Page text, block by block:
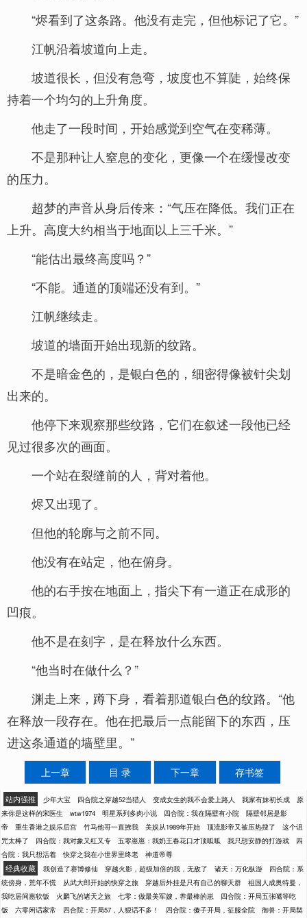
“烬看到了这条路。他没有走完，但他标记了它。”
江帆沿着坡道向上走。
坡道很长，但没有急弯，坡度也不算陡，始终保
持着一个均匀的上升角度。
他走了一段时间，开始感觉到空气在变稀薄。
不是那种让人窒息的变化，更像一个在缓慢改变
的压力。
超梦的声音从身后传来：“气压在降低。我们正在
上升。高度大约相当于地面以上三千米。”
“能估出最终高度吗？”
“不能。通道的顶端还没有到。”
江帆继续走。
坡道的墙面开始出现新的纹路。
不是暗金色的，是银白色的，细密得像被针尖划
出来的。
他停下来观察那些纹路，它们在叙述一段他已经
见过很多次的画面。
一个站在裂缝前的人，背对着他。
烬又出现了。
但他的轮廓与之前不同。
他没有在站定，他在俯身。
他的右手按在地面上，指尖下有一道正在成形的
凹痕。
他不是在刻字，是在释放什么东西。
“他当时在做什么？”
渊走上来，蹲下身，看着那道银白色的纹路。“他
在释放一段存在。他在把最后一点能留下的东西，压
进这条通道的墙壁里。”
上一章 目 录 下一章 存书签
站内强推 少年大宝 四合院之穿越52当猎人 变成女生的我不会爱上路人 我家有妹初长成
原
来你是这样的宋医生
wtw1974 明星系列多肉小说 四合院：我在隔壁有小院
隔壁邻居是影
帝
重生香港之娱乐后宫 竹马他哥一直撩我 美娱从1989年开始 顶流影帝又被压热搜了
这个诅
咒太棒了
四合院：我对象又红又专 五零崽崽：我奶王春花口才顶呱呱 我只想安静的打游戏
四
合院：我只想活着
快穿之我在小世界里终老 神道帝尊
经典收藏 我创造了赛博修仙 穿越火影，超级加倍的我，无敌了 诸天：万化纵游
四合院：系
统傍身，荒年不慌
从武大郎开始的快穿之旅 穿越后外挂是只有自己的聊天群
祖国人成奥特曼，
我吃居间惠软饭
火麟飞的诸天之旅 七零：做最美军嫂，养最棒的崽
四合院：开局五张嘴等吃
饭
六零闲话家常 四合院：开局57，人狠话不多！ 四合院：傻子开局，征服全院 御兽：开局契